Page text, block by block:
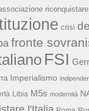
crisi
fronte
FSI
Imperialismo
Libia M5s modernità